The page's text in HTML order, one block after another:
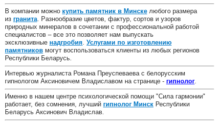
В компании можно купить памятник в Минске любого размера
из гранита. Разнообразие цветов, фактур, сортов и узоров
природных минералов в сочетании с профессиональной работой
специалистов – все это позволяет нам выпускать
эксклюзивные надгробия. Услугами по изготовлению
памятников могут воспользоваться клиенты из любых регионов
Республики Беларусь.
Интервью журналиста Романа Преуспеваева с белорусским
гипнологом Аксиновичем Владиславом на странице - гипнолог.
Именно в нашем центре психологической помощи "Сила гармонии"
работает, без сомнения, лучший гипнолог Минск Республики
Беларусь Аксинович Владислав.